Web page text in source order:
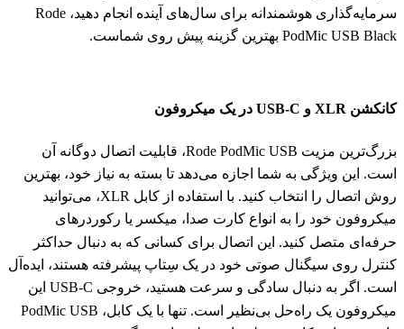
سرمایه‌گذاری هوشمندانه برای سال‌های آینده انجام دهید، Rode
PodMic USB Black بهترین گزینه پیش روی شماست.
کانکشن‌ XLR و USB-C در یک میکروفون
بزرگ‌ترین مزیت Rode PodMic USB، قابلیت اتصال دوگانه آن
است. این ویژگی به شما اجازه می‌دهد تا بسته به نیاز خود، بهترین
روش اتصال را انتخاب کنید. با استفاده از کابل XLR، می‌توانید
میکروفون خود را به انواع کارت صدا، میکسر یا رکوردرهای
حرفه‌ای متصل کنید. این اتصال برای کسانی که به دنبال حداکثر
کنترل روی سیگنال صوتی خود در یک سِتاپ پیشرفته هستند، ایده‌آل
است. اگر به دنبال سادگی و سرعت هستید، خروجی USB-C این
میکروفون یک راه‌حل بی‌نظیر است. تنها با یک کابل، PodMic USB